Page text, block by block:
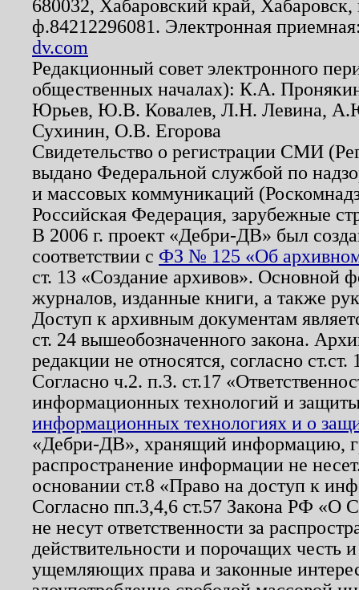
680032, Хабаровский край,
ф.84212296081. Электронная
dv.com
Редакционный совет электронного
общественных началах): К.А.
Юрьев, Ю.В. Ковалев, Л.Н. Левина,
Сухинин, О.В. Егорова
Свидетельство о регистрации СМИ
выдано Федеральной службой по
и массовых коммуникаций
Российская Федерация, зарубежные
В 2006 г. проект «Дебри-ДВ» был
соответствии с ФЗ № 125 «Об
ст. 13 «Создание архивов». Основной
журналов, изданные книги, а также
Доступ к архивным документам
ст. 24 вышеобозначенного закона.
редакции не относятся, согласно
Согласно ч.2. п.3. ст.17
информационных технологий и
информационных технологиях и о
«Дебри-ДВ», хранящий информацию,
распространение информации не
основании ст.8 «Право на доступ к
Согласно пп.3,4,6 ст.57 Закона РФ «О
не несут ответственности за
действительности и порочащих честь
ущемляющих права и законные